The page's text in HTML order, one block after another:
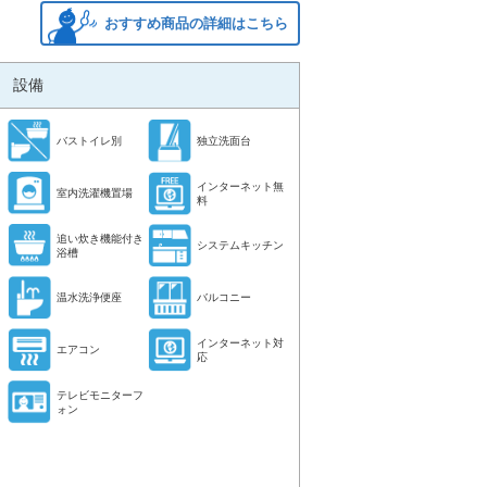
おすすめ商品の詳細はこちら
設備
バストイレ別 独立洗面台
室内洗濯機置場
インターネット無
料
追い炊き機能付き
浴槽
システムキッチン
温水洗浄便座 バルコニー
エアコン
インターネット対
応
テレビモニターフ
ォン